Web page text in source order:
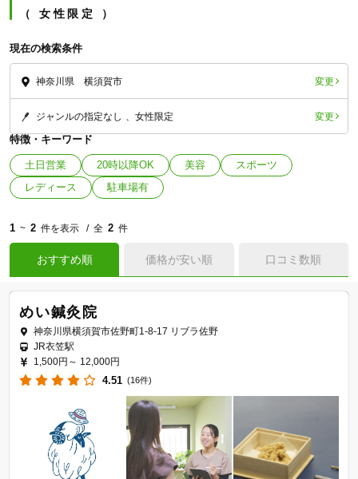
女性限定
現在の検索条件
神奈川県 横須賀市 変更
ジャンルの指定なし 女性限定 変更
特徴・キーワード
土日営業 20時以降OK 美容
スポーツ
レディース
駐車場有
1 ~ 2 件を表示 全 2 件
おすすめ順 価格が安い順 口コミ数順
めい鍼灸院
神奈川県横須賀市佐野町1-8-17 リブラ佐野
JR衣笠駅
1,500円～ 12,000円
4.51 (16件)
「健康にはりを見た」